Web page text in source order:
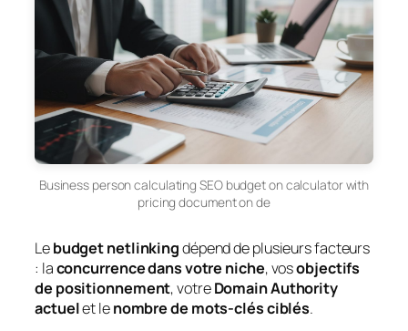
Business person calculating SEO budget on calculator with
pricing document on de
Lebudget netlinkingdépend de plusieurs facteurs
: laconcurrence dans votre niche, vosobjectifs
de positionnement, votreDomain Authority
actuelet lenombre de mots-clés ciblés.